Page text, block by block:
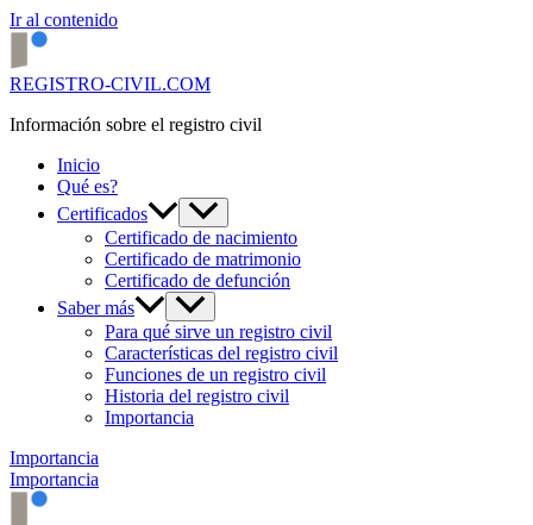
Ir al contenido
REGISTRO-CIVIL.COM
Información sobre el registro civil
Inicio
Qué es?
Certificados
Certificado de nacimiento
Certificado de matrimonio
Certificado de defunción
Saber más
Para qué sirve un registro civil
Características del registro civil
Funciones de un registro civil
Historia del registro civil
Importancia
Importancia
Importancia